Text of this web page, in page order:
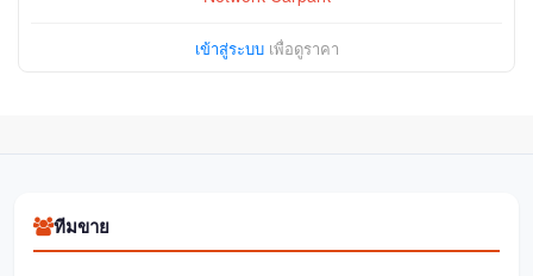
เข้าสู่ระบบเพื่อดูราคา
ทีมขาย